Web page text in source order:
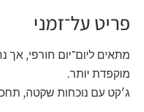
פריט על־זמני
מתאים ליום־יום חורפי, אך
מוקפדת יותר.
ג׳קט עם נוכחות שקטה,